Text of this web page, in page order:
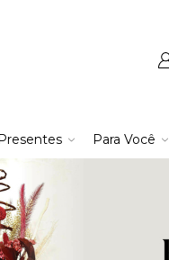
Para Você